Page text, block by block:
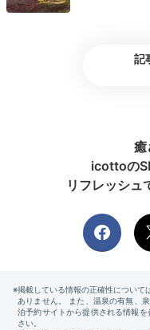
培の野菜サラダなど、
奈良の曽爾高原で育っ
味を好きなだけ堪能♪
お気に入りは白鳳卵と鮭マ
のおむすび。お米好きの夫
くて、子どもはおかわりも
記
癒
icottoの
リフレッシュ